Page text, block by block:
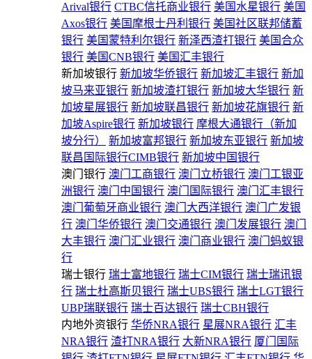
Arival银行 CTBC信托商业银行 美国水星银行 美国
Axos银行 美国摩根士丹利银行 美国社区联邦储蓄
银行 美国蒙特利尔银行 新泽西渣打银行 美国合众
银行 美国CNB银行 美国汇丰银行
新加坡银行 新加坡华侨银行 新加坡汇丰银行 新加
坡马来亚银行 新加坡渣打银行 新加坡大华银行 新
加坡星展银行 新加坡联昌银行 新加坡花旗银行 新
加坡Aspire银行 新加坡银行 摩根大通银行（新加
坡分行）
新加坡富邦银行 新加坡东亚银行 新加坡
联昌国际银行CIMB银行 新加坡中国银行
澳门银行 澳门工商银行 澳门立桥银行 澳门工银亚
洲银行 澳门中国银行 澳门国际银行 澳门汇丰银行
澳门葡萄牙商业银行 澳门大西洋银行 澳门广发银
行 澳门华侨银行 澳门交通银行 澳门发展银行 澳门
大丰银行 澳门汇业银行 澳门商业银行 澳门蚂蚁银
行
瑞士银行 瑞士富地银行 瑞士CIM银行 瑞士瑞讯银
行 瑞士杜高斯贝银行 瑞士UBS银行 瑞士LGT银行
UBP瑞联银行 瑞士百达银行 瑞士CBH银行
内地外资银行 华侨NRA银行 星展NRA银行 汇丰
NRA银行 渣打NRA银行 大新NRA银行 厦门国际